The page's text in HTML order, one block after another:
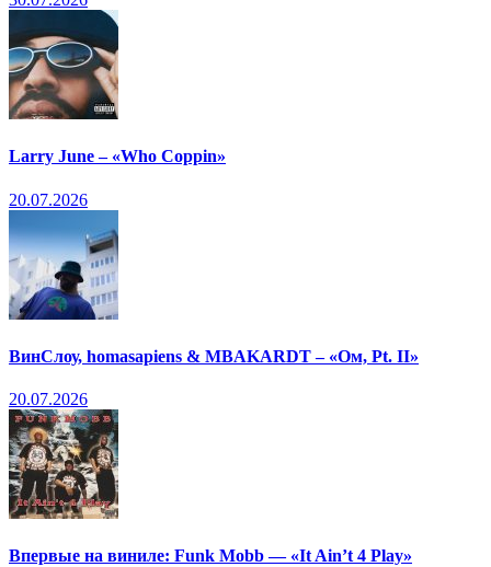
Larry June – «Who Coppin»
20.07.2026
ВинСлоу, homasapiens & MBAKARDT – «Ом, Pt. II»
20.07.2026
Впервые на виниле: Funk Mobb — «It Ain’t 4 Play»